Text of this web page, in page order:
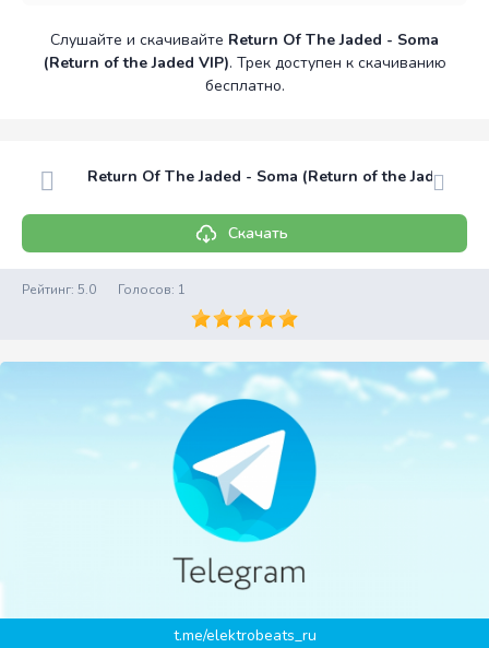
Слушайте и скачивайте Return Of The Jaded - Soma
(Return of the Jaded VIP). Трек доступен к скачиванию
бесплатно.
Return Of The Jaded - Soma (Return of the Jaded VIP)
Скачать
Рейтинг: 5.0 Голосов: 1
t.me/elektrobeats_ru